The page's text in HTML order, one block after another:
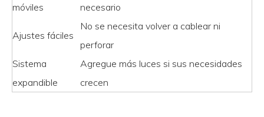
móviles
necesario
Ajustes fáciles
No se necesita volver a cablear ni
perforar
Sistema
expandible
Agregue más luces si sus necesidades
crecen